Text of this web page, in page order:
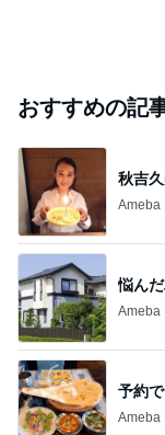
おすすめの記
秋吉
Ameba
悩ん
Ameba
予約
Ameba